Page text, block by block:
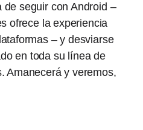
seguir con Android –
ofrece la experiencia
– y desviarse
en toda su línea de
Amanecerá y veremos,